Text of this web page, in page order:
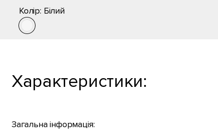
Колір: Білий
Характеристики:
Загальна інформація: